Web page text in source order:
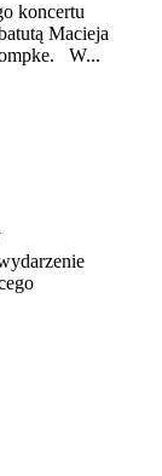
koncertu
Macieja
W...